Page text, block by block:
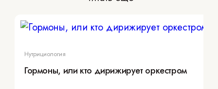
Нутрициология
Гормоны, или кто дирижирует оркестром